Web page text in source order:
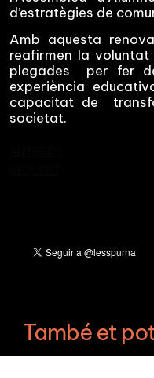
d’estratègies de
Amb aquesta
reafirmen la
plegades per fer
experiència
capacitat de
societat.
També et